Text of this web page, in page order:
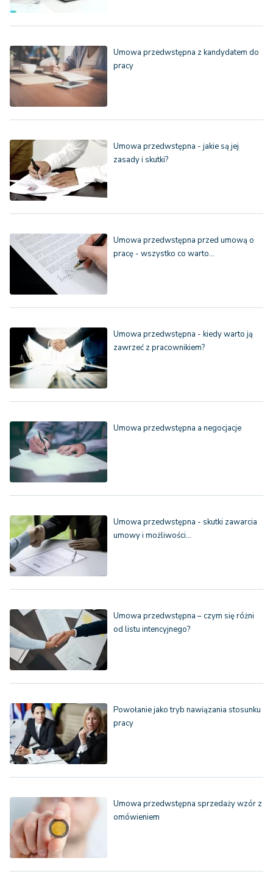
Umowa przedwstępna z kandydatem do
pracy
Umowa przedwstępna - jakie są jej
zasady i skutki?
Umowa przedwstępna przed umową o
pracę - wszystko co warto…
Umowa przedwstępna - kiedy warto ją
zawrzeć z pracownikiem?
Umowa przedwstępna a negocjacje
Umowa przedwstępna - skutki zawarcia
umowy i możliwości…
Umowa przedwstępna – czym się różni
od listu intencyjnego?
Powołanie jako tryb nawiązania stosunku
pracy
Umowa przedwstępna sprzedaży wzór z
omówieniem